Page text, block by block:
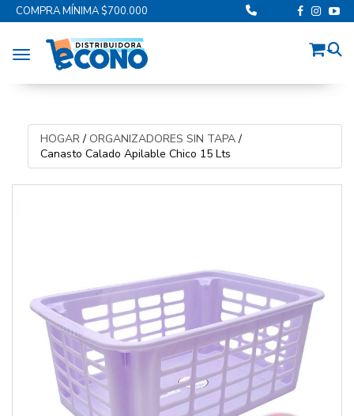
COMPRA MÍNIMA $700.000
Toggle navigation
HOGAR/ ORGANIZADORES SIN TAPA /
Canasto Calado Apilable Chico 15 Lts